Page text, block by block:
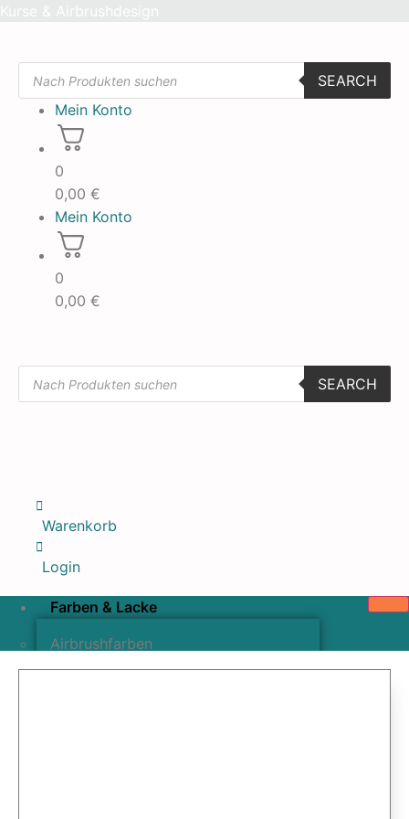
Products
search
SEARCH
Mein Konto
0
0,00 €
Mein Konto
0
0,00 €
Products
search
SEARCH
Warenkorb
Login
Farben & Lacke
Airbrushfarben
Pinselfarben & Farbsätze